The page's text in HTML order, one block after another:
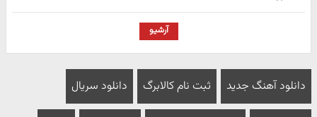
آرشیو
دانلود آهنگ جدید ثبت نام کالابرگ دانلود سریال